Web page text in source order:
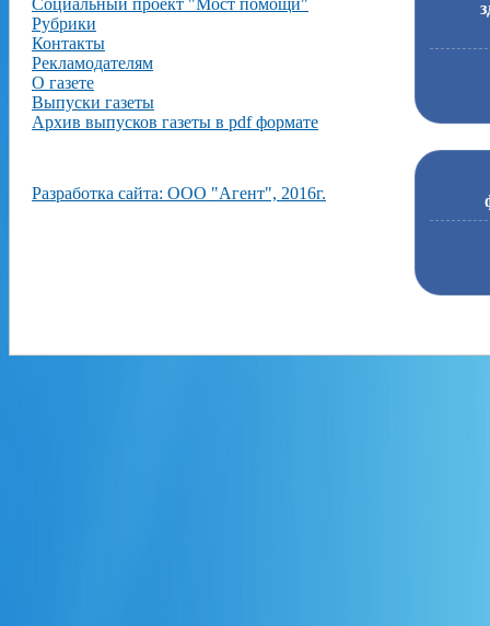
Рубрики
Контакты
Рекламодателям
О газете
Выпуски газеты
Архив выпусков газеты в pdf формате
Разработка сайта: ООО "Агент", 2016г.